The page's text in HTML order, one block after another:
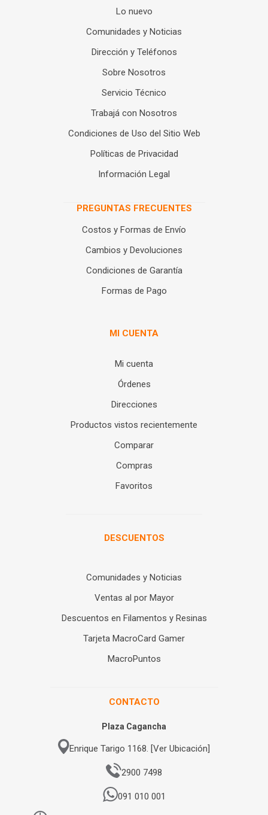
Lo nuevo
Comunidades y Noticias
Dirección y Teléfonos
Sobre Nosotros
Servicio Técnico
Trabajá con Nosotros
Condiciones de Uso del Sitio Web
Políticas de Privacidad
Información Legal
PREGUNTAS FRECUENTES
Costos y Formas de Envío
Cambios y Devoluciones
Condiciones de Garantía
Formas de Pago
MI CUENTA
Mi cuenta
Órdenes
Direcciones
Productos vistos recientemente
Comparar
Compras
Favoritos
DESCUENTOS
Comunidades y Noticias
Ventas al por Mayor
Descuentos en Filamentos y Resinas
Tarjeta MacroCard Gamer
MacroPuntos
CONTACTO
Plaza Cagancha
Enrique Tarigo 1168. [Ver Ubicación]
2900 7498
091 010 001